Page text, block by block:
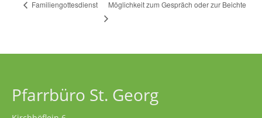
Familiengottesdienst Möglichkeit zum Gespräch oder zur Beichte
Pfarrbüro St. Georg